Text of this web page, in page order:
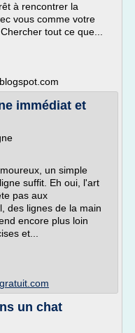
à rencontrer la
vous comme votre
tout ce que...
immédiat et
un simple
suffit. Eh oui, l'art
pas aux
des lignes de la main
encore plus loin
et...
un chat